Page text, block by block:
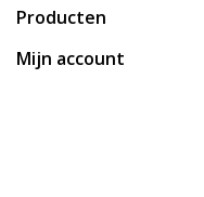
Producten
Mijn account